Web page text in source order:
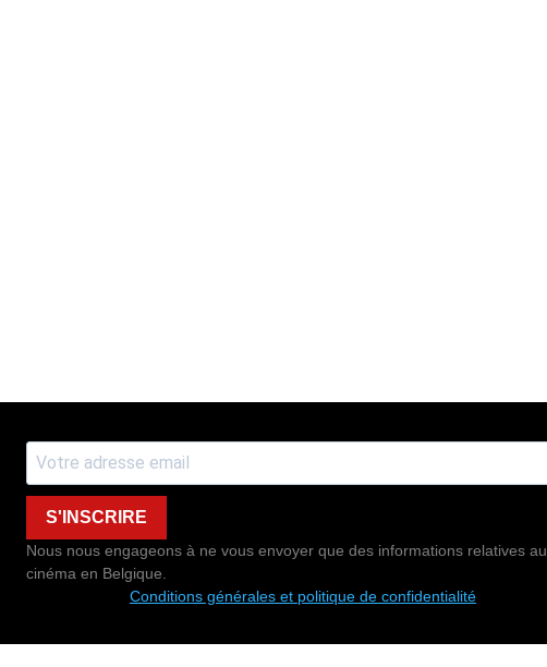
S'INSCRIRE
Nous nous engageons à ne vous envoyer que des informations relatives au
cinéma en Belgique.
Conditions générales et politique de confidentialité